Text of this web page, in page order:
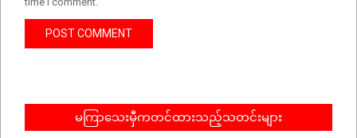
မကြာသေးမှီကတင်ထားသည့်သတင်းများ